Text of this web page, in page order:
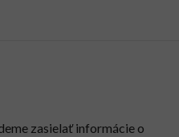
zasielať informácie o